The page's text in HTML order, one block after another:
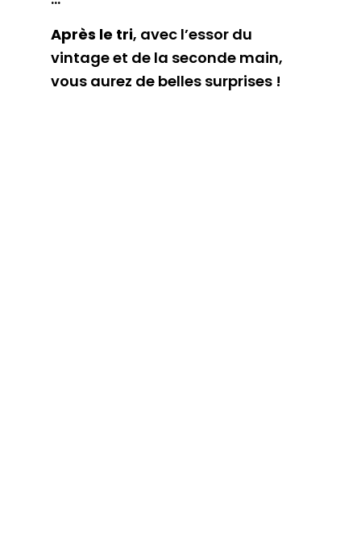
Après le tri, avec l’essor du
vintage et de la seconde main,
vous aurez de belles surprises !